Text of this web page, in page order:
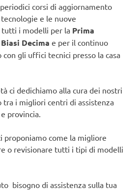
corsi di aggiornamento
e le nuove
tutti i modelli per la Prima
Decima e per il continuo
gli uffici tecnici presso la casa
ci dedichiamo alla cura dei nostri
tra i migliori centri di assistenza
provincia.
proponiamo come la migliore
o revisionare tutti i tipi di modelli
bisogno di assistenza sulla tua